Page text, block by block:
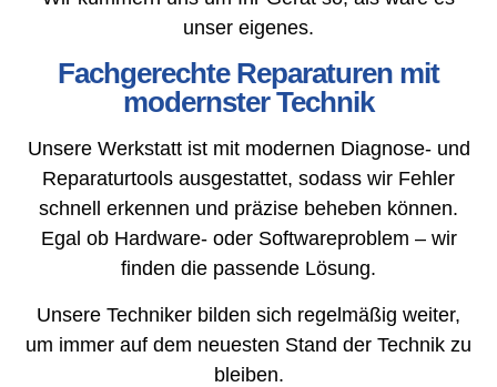
unser eigenes.
Fachgerechte Reparaturen mit
modernster Technik
Unsere Werkstatt ist mit modernen Diagnose- und
Reparaturtools ausgestattet, sodass wir Fehler
schnell erkennen und präzise beheben können.
Egal ob Hardware- oder Softwareproblem – wir
finden die passende Lösung.
Unsere Techniker bilden sich regelmäßig weiter,
um immer auf dem neuesten Stand der Technik zu
bleiben.